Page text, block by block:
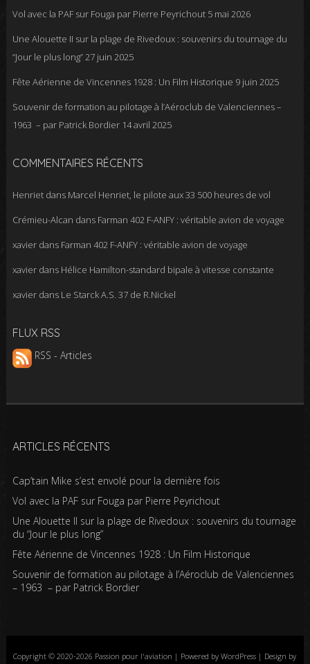
Vol avec la PAF sur Fouga par Pierre Peyrichout 5 mai 2026
Une Alouette II sur la plage de Rivedoux : souvenirs du tournage du
“Jour le plus long”27 juin 2025
Fête Aérienne de Vincennes 1928 : Un Film Historique 9 juin 2025
Souvenir de formation au pilotage à l’Aéroclub de Valenciennes –
1963 – par Patrick Bordier 14 avril 2025
COMMENTAIRES RÉCENTS
Henrietdans Marcel Henriet, le pilote aux 33 500 heures de vol
Crémieu-Alcan dans Farman 402 F-ANFY : véritable avion de voyage
xavierdans Farman 402 F-ANFY : véritable avion de voyage
xavierdans Hélice Hamilton-standard bipale à vitesse constante
xavierdans Le Starck A.S. 37 de R.Nickel
FLUX RSS
RSS - Articles
ARTICLES RÉCENTS
Cap’tain Mike s’est envolé pour la dernière fois
Vol avec la PAF sur Fouga par Pierre Peyrichout
Une Alouette II sur la plage de Rivedoux : souvenirs du tournage
du “Jour le plus long”
Fête Aérienne de Vincennes 1928 : Un Film Historique
Souvenir de formation au pilotage à l’Aéroclub de Valenciennes
– 1963 – par Patrick Bordier
Copyright © 2020-2026 Passion pour l'aviation | Powered by WordPress | Design by